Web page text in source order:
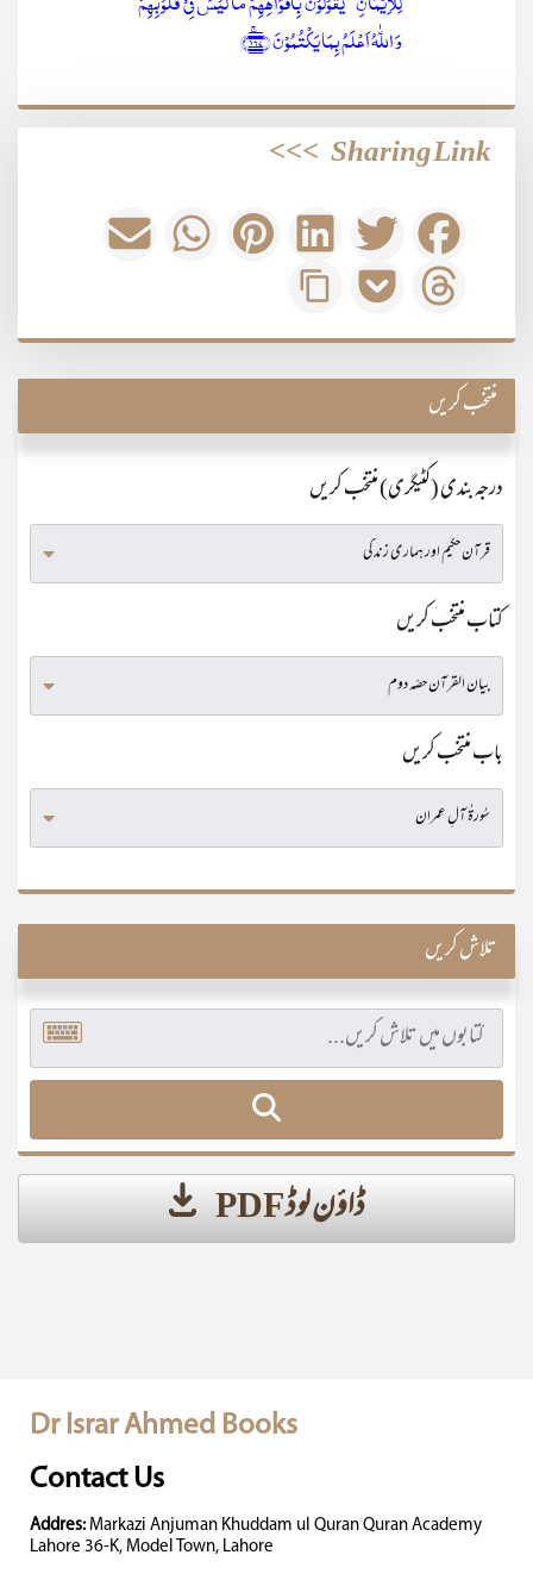
وَ اللّٰہُ اَعۡلَمُ بِمَا یَکۡتُمُوۡنَ ﴿۱۶۷﴾ۚ
Sharing Link
>>>
منتخب کریں
درجہ بندی (کٹیگری) منتخب کریں
کتاب منتخب کریں
باب منتخب کریں
تلاش کریں
ڈاؤن لوڈ PDF
Dr Israr Ahmed Books
Contact Us
Addres: Markazi Anjuman Khuddam ul Quran Quran Academy
Lahore 36-K, Model Town, Lahore